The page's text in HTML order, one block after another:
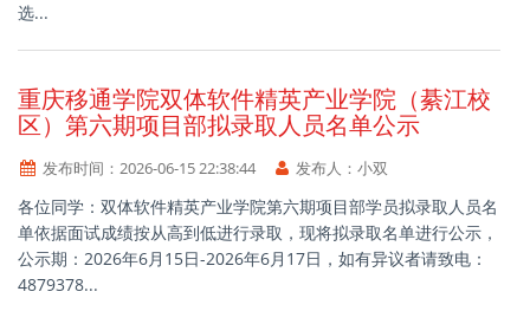
选...
重庆移通学院双体软件精英产业学院（綦江校
区）第六期项目部拟录取人员名单公示
发布时间： 2026-06-15 22:38:44 发布人： 小双
各位同学：双体软件精英产业学院第六期项目部学员拟录取人员名
单依据面试成绩按从高到低进行录取，现将拟录取名单进行公示，
公示期：2026年6月15日-2026年6月17日，如有异议者请致电：
4879378...